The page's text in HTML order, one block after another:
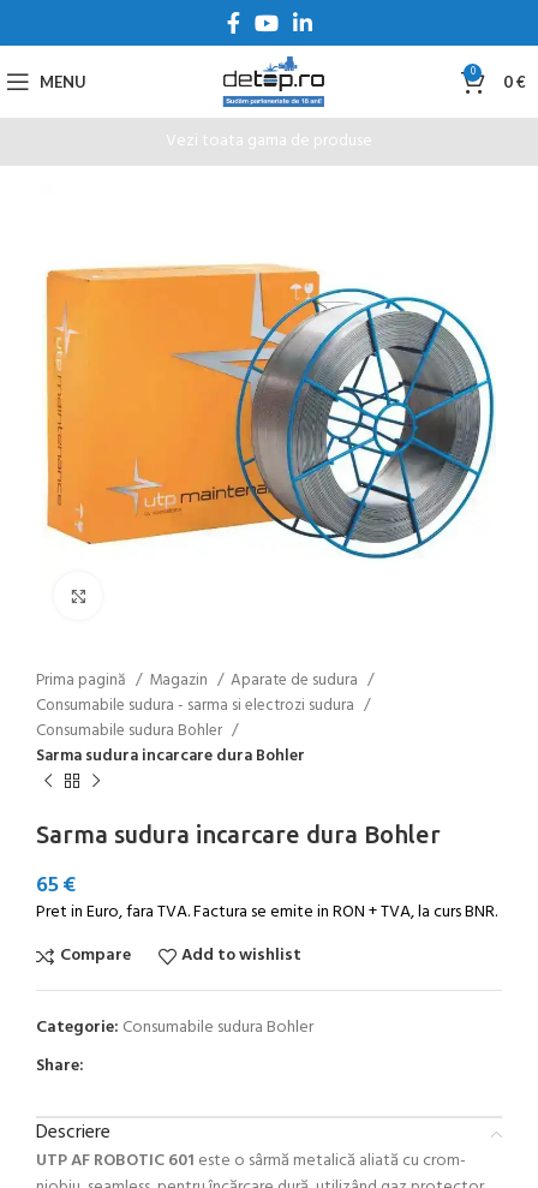
MENU 0 0€
Vezi toata gama de produse
Prima pagină Magazin
Aparate de sudura
Consumabile sudura - sarma si electrozi sudura
Consumabile sudura Bohler
Sarma sudura incarcare dura Bohler
Sarma sudura incarcare dura Bohler
65€
Pret in Euro, fara TVA. Factura se emite in RON + TVA, la curs BNR.
Compare
Add to wishlist
Categorie: Consumabile sudura Bohler
Share:
Descriere
UTP AF ROBOTIC 601 este o sârmă metalică aliată cu crom-